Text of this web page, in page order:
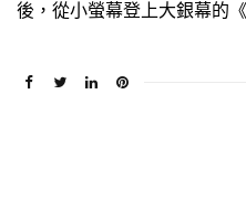
後，從小螢幕登上大銀幕的